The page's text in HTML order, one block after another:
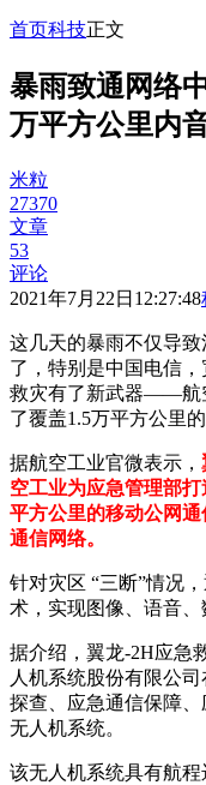
首页科技正文
暴雨致通网络
万平方公里内
米粒
27370
文章
53
评论
2021年7月22日12:27:48
这几天的暴雨不仅导
了，特别是中国电信
救灾有了新武器——航
了覆盖1.5万平方公里
据航空工业官微表示，
空工业为应急管理部
平方公里的移动公网
通信网络。
针对灾区 “三断”情况
术，实现图像、语音、
据介绍，翼龙-2H应急
人机系统股份有限公
探查、应急通信保障
无人机系统。
该无人机系统具有航